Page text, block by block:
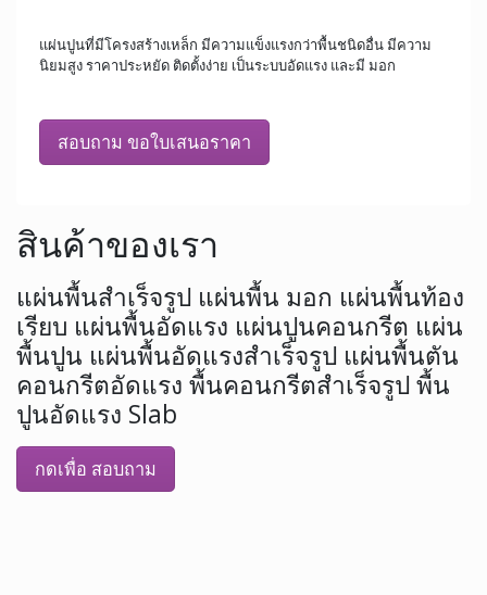
แผ่นปูนที่มีโครงสร้างเหล็ก มีความแข็งแรงกว่าพื้นชนิดอื่น มีความ
นิยมสูง ราคาประหยัด ติดตั้งง่าย เป็นระบบอัดแรง และมี มอก
สอบถาม ขอใบเสนอราคา
สินค้าของเรา
แผ่นพื้นสำเร็จรูป แผ่นพื้น มอก แผ่นพื้นท้อง
เรียบ แผ่นพื้นอัดแรง แผ่นปูนคอนกรีต แผ่น
พื้นปูน แผ่นพื้นอัดแรงสำเร็จรูป แผ่นพื้นตัน
คอนกรีตอัดแรง พื้นคอนกรีตสำเร็จรูป พื้น
ปูนอัดแรง Slab
กดเพื่อ สอบถาม